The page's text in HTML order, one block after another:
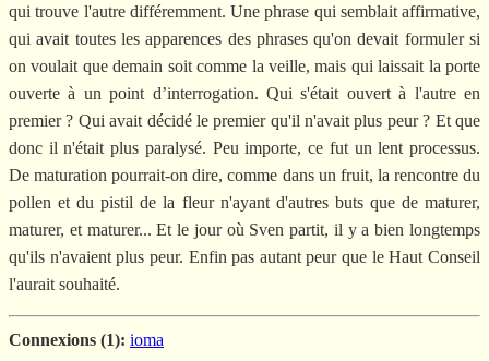
qui trouve l'autre différemment. Une phrase qui semblait affirmative,
qui avait toutes les apparences des phrases qu'on devait formuler si
on voulait que demain soit comme la veille, mais qui laissait la porte
ouverte à un point d’interrogation. Qui s'était ouvert à l'autre en
premier ? Qui avait décidé le premier qu'il n'avait plus peur ? Et que
donc il n'était plus paralysé. Peu importe, ce fut un lent processus.
De maturation pourrait-on dire, comme dans un fruit, la rencontre du
pollen et du pistil de la fleur n'ayant d'autres buts que de maturer,
maturer, et maturer... Et le jour où Sven partit, il y a bien longtemps
qu'ils n'avaient plus peur. Enfin pas autant peur que le Haut Conseil
l'aurait souhaité.
Connexions (1): ioma